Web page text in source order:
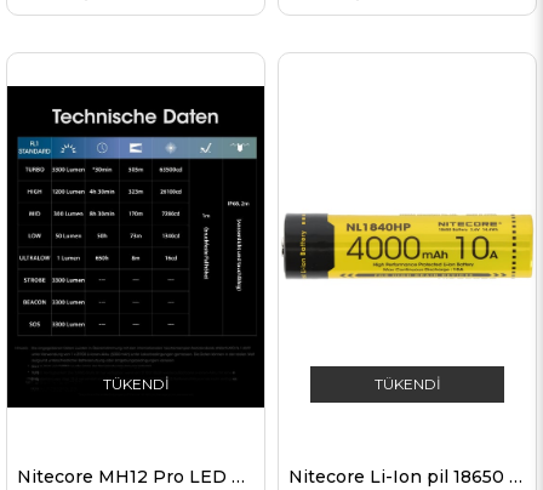
TÜKENDI
Nitecore MH12 Pro LED el feneri
TÜKENDI
Nitecore Li-Ion pil 18650 4000mAh NL1840HP, yaklaşık boyutlar 69,4 x 18,3 mm